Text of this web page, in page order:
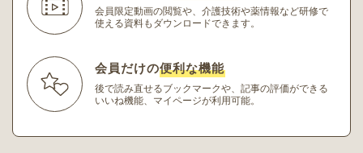
会員限定動画の閲覧や、介護技術や薬情報など研修で
使える資料もダウンロードできます。
会員だけの便利な機能
後で読み直せるブックマークや、記事の評価ができる
いいね機能、マイページが利用可能。